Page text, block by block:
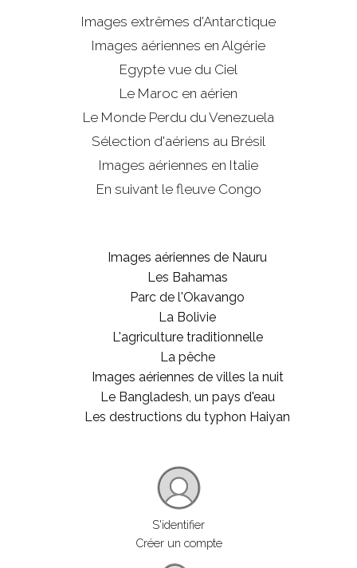
Images extrêmes d'Antarctique
Images aériennes en Algérie
Egypte vue du Ciel
Le Maroc en aérien
Le Monde Perdu du Venezuela
Sélection d'aériens au Brésil
Images aériennes en Italie
En suivant le fleuve Congo
Images aériennes de Nauru
Les Bahamas
Parc de l'Okavango
La Bolivie
L'agriculture traditionnelle
La pêche
Images aériennes de villes la nuit
Le Bangladesh, un pays d'eau
Les destructions du typhon Haiyan
S'identifier
Créer un compte